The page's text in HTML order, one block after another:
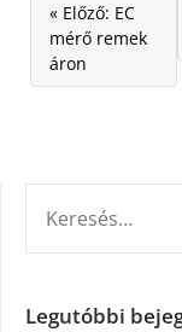
« Előző: EC
mérő remek
áron
Legutóbbi